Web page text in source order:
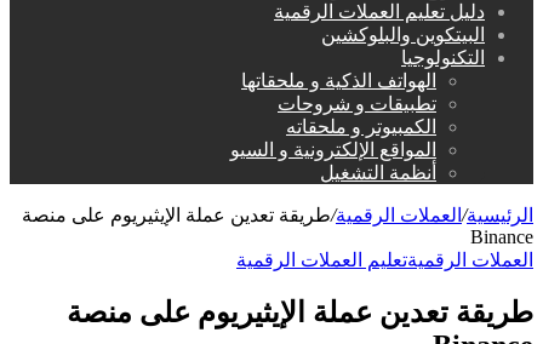
دليل تعليم العملات الرقمية
البيتكوين والبلوكشين
التكنولوجيا
الهواتف الذكية و ملحقاتها
تطبيقات و شروحات
الكمبيوتر و ملحقاته
المواقع الإلكترونية و السيو
أنظمة التشغيل
الرئيسية/ العملات الرقمية/طريقة تعدين عملة الإيثيريوم على منصة
Binance
العملات الرقميةتعليم العملات الرقمية
طريقة تعدين عملة الإيثيريوم على منصة